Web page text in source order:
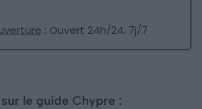
: Ouvert 24h/24, 7j/7
le guide Chypre :